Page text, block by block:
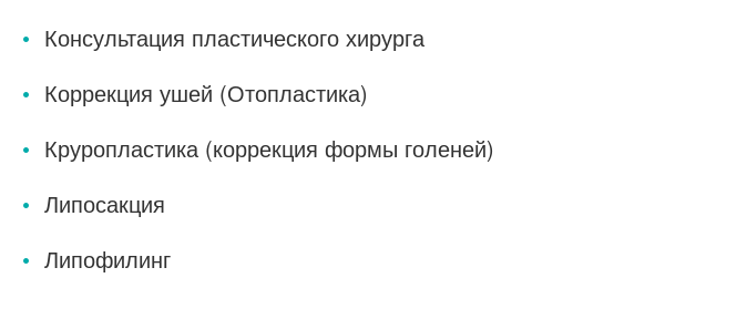
Консультация пластического хирурга
Коррекция ушей (Отопластика)
Круропластика (коррекция формы голеней)
Липосакция
Липофилинг